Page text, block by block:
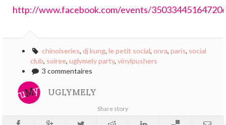
http://www.facebook.com/events/
chinoiseries, dj kung, le petit social, onra, paris, social
club, soiree, uglymely party, vinylpushers
3 commentaires
UGLYMELY
Share story